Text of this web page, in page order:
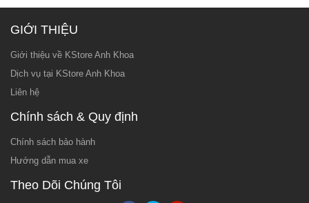
GIỚI THIỆU
Giới thiệu về KStore Anh Khoa
Dịch vụ tại KStore Anh Khoa
Liên hệ
Chính sách & Quy định
Chính sách bảo hành
Hướng dẫn mua xe
Theo Dõi Chúng Tôi